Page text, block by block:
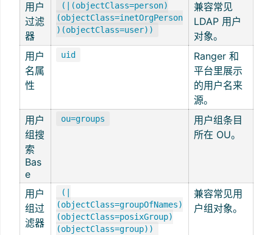
用户
过滤
器
(|(objectClass=person)
(objectClass=inetOrgPerson
)(objectClass=user))
兼容常见
LDAP 用户
对象。
用户
名属
性
uid
Ranger 和
平台里展示
的用户名来
源。
用户
组搜
索
Bas
e
ou=groups
用户组条目
所在 OU。
用户
组过
滤器
(|
(objectClass=groupOfNames)
(objectClass=posixGroup)
(objectClass=group))
兼容常见用
户组对象。